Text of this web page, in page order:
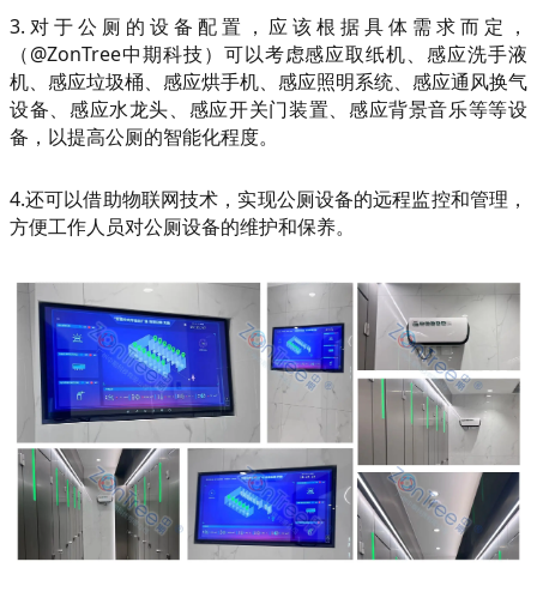
3.对于公厕的设备配置，应该根据具体需求而定，
（@ZonTree中期科技）可以考虑感应取纸机、感应洗手液
机、感应垃圾桶、感应烘手机、感应照明系统、感应通风换气
设备、感应水龙头、感应开关门装置、感应背景音乐等等设
备，以提高公厕的智能化程度。
4.还可以借助物联网技术，实现公厕设备的远程监控和管理，
方便工作人员对公厕设备的维护和保养。